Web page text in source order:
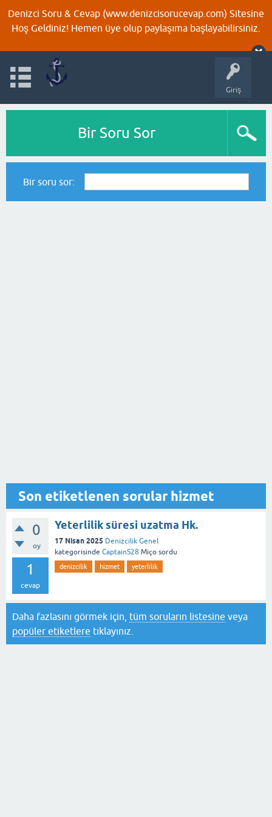
Denizci Soru & Cevap (www.denizcisorucevap.com) Sitesine
Hoş Geldiniz! Hemen üye olup paylaşıma başlayabilirsiniz.
Giriş
Bir Soru Sor
Bir soru sor:
Son etiketlenen sorular hizmet
0
oy
1
cevap
Yeterlilik süresi uzatma Hk.
17 Nisan 2025 Denizcilik Genel
kategorisinde CaptainS28 Miço sordu
denizcilik hizmet yeterlilik
Daha fazlasını görmek için, tüm soruların listesine veya
popüler etiketlere tıklayınız.